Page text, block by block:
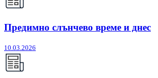
Предимно слънчево време и днес
10.03.2026